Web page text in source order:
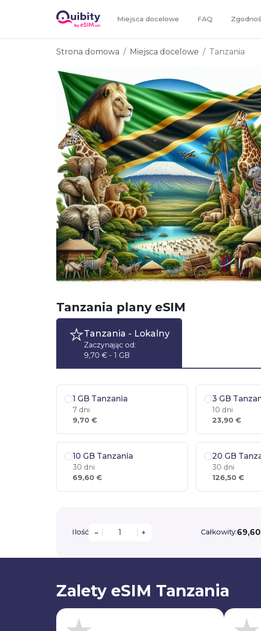
Miejsca docelowe FAQ
Strona domowa Miejsca docelowe Tanzania
Tanzania plany eSIM
Tanzania - Lokalny
Zaczynając od:
9,70 € - 1 GB
1 GB Tanzania
7 dni
9,70 €
3 GB
10 dni
23,90 €
10 GB Tanzania
30 dni
69,60 €
20 GB
30 dni
126,50 €
Ilość – + Całkowity:
Zalety eSIM Tanzania